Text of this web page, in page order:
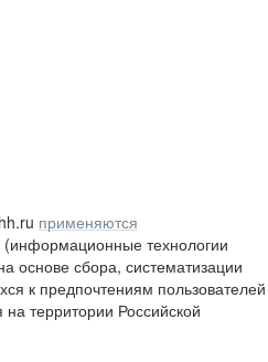
применяются
(информационные технологии
основе сбора, систематизации
к предпочтениям пользователей
территории Российской